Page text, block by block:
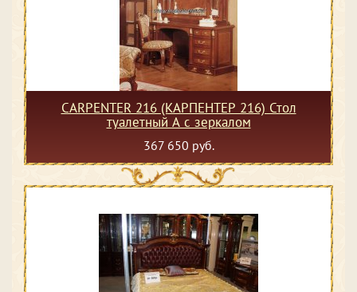
CARPENTER 216 (КАРПЕНТЕР 216) Стол
туалетный А с зеркалом
367 650 руб.